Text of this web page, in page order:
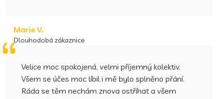
Marie V.
Dlouhodobá zákaznice
Velice moc spokojená, velmi příjemný kolektiv.
Všem se účes moc líbil i mě bylo splněno přání.
Ráda se těm nechám znova ostříhat a všem